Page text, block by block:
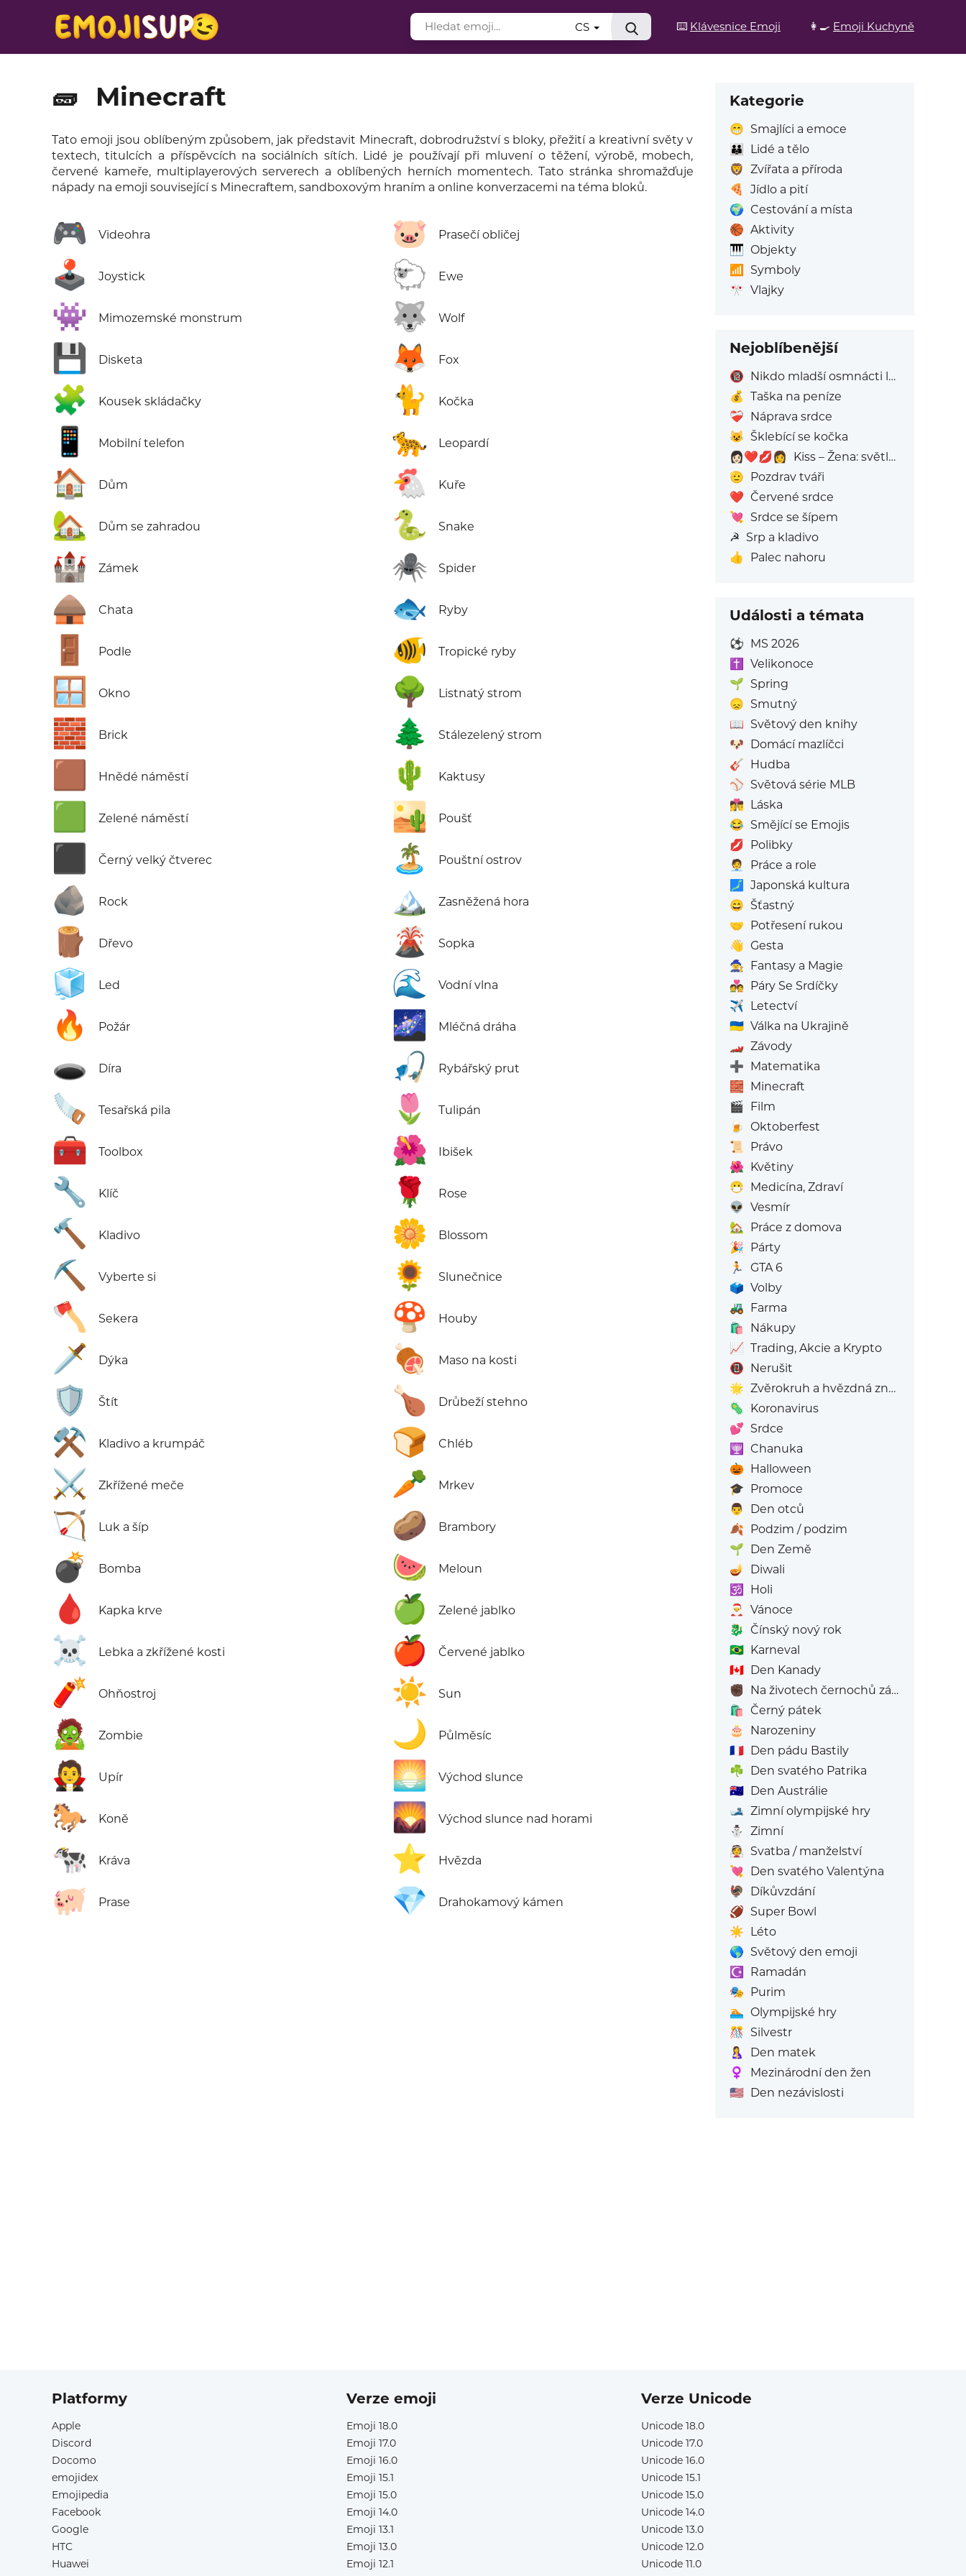
⌨️ Klávesnice Emoji 👩‍🍳 Emoji Kuchyně
CS
🧱 Minecraft
Tato emoji jsou oblíbeným způsobem, jak představit Minecraft, dobrodružství s bloky, přežití a kreativní světy v
textech, titulcích a příspěvcích na sociálních sítích. Lidé je používají při mluvení o těžení, výrobě, mobech,
červené kameře, multiplayerových serverech a oblíbených herních momentech. Tato stránka shromažďuje
nápady na emoji související s Minecraftem, sandboxovým hraním a online konverzacemi na téma bloků.
🎮 Videohra
🕹️ Joystick
👾 Mimozemské monstrum
💾 Disketa
🧩 Kousek skládačky
📱 Mobilní telefon
🏠 Dům
🏡 Dům se zahradou
🏰 Zámek
🛖 Chata
🚪 Podle
🪟 Okno
🧱 Brick
🟫 Hnědé náměstí
🟩 Zelené náměstí
⬛ Černý velký čtverec
🪨 Rock
🪵 Dřevo
🧊 Led
🔥 Požár
🕳️ Díra
🪚 Tesařská pila
🧰 Toolbox
🔧 Klíč
🔨 Kladivo
⛏️ Vyberte si
🪓 Sekera
🗡️ Dýka
🛡️ Štít
⚒️ Kladivo a krumpáč
⚔️ Zkřížené meče
🏹 Luk a šíp
💣 Bomba
🩸 Kapka krve
☠️ Lebka a zkřížené kosti
🧨 Ohňostroj
🧟 Zombie
🧛 Upír
🐎 Koně
🐄 Kráva
🐖 Prase
🐷 Prasečí obličej
🐑 Ewe
🐺 Wolf
🦊 Fox
🐈 Kočka
🐆 Leopardí
🐔 Kuře
🐍 Snake
🕷️ Spider
🐟 Ryby
🐠 Tropické ryby
🌳 Listnatý strom
🌲 Stálezelený strom
🌵 Kaktusy
🏜️ Poušť
🏝️ Pouštní ostrov
🏔️ Zasněžená hora
🌋 Sopka
🌊 Vodní vlna
🌌 Mléčná dráha
🎣 Rybářský prut
🌷 Tulipán
🌺 Ibišek
🌹 Rose
🌼 Blossom
🌻 Slunečnice
🍄 Houby
🍖 Maso na kosti
🍗 Drůbeží stehno
🍞 Chléb
🥕 Mrkev
🥔 Brambory
🍉 Meloun
🍏 Zelené jablko
🍎 Červené jablko
☀️ Sun
🌙 Půlměsíc
🌅 Východ slunce
🌄 Východ slunce nad horami
⭐ Hvězda
💎 Drahokamový kámen
Kategorie
😁 Smajlíci a emoce
👪
Lidé a tělo
🦁 Zvířata a příroda
🍕
Jídlo a pití
🌍 Cestování a místa
🏀 Aktivity
🎹 Objekty
📶
Symboly
🎌 Vlajky
Nejoblíbenější
🔞 Nikdo mladší osmnácti let
💰 Taška na peníze
❤️‍🩹 Náprava srdce
😺 Šklebící se kočka
👩🏻‍❤️‍💋‍👩
Kiss – Žena: světlý tón pleti, Žena: Bez Odstínu Pleti
🫡 Pozdrav tváři
❤️ Červené srdce
💘 Srdce se šípem
☭ Srp a kladivo
👍
Palec nahoru
Události a témata
⚽ MS 2026
✝️
Velikonoce
🌱 Spring
😞 Smutný
📖 Světový den knihy
🐶 Domácí mazlíčci
🎸 Hudba
⚾ Světová série MLB
👩‍❤️‍💋‍👨 Láska
😂 Smějící se Emojis
💋 Polibky
🧑‍💼
Práce a role
🗾 Japonská kultura
😄 Šťastný
🤝 Potřesení rukou
👋 Gesta
🧙 Fantasy a Magie
💑 Páry Se Srdíčky
✈️ Letectví
🇺🇦 Válka na Ukrajině
🏎️ Závody
➕ Matematika
🧱 Minecraft
🎬 Film
🍺
Oktoberfest
📜
Právo
🌺 Květiny
😷 Medicína, Zdraví
👽 Vesmír
🏡
Práce z domova
🎉 Párty
🏃
GTA 6
🗳️ Volby
🚜 Farma
🛍️
Nákupy
📈 Trading, Akcie a Krypto
📵 Nerušit
🌟 Zvěrokruh a hvězdná znamení
🦠 Koronavirus
💕 Srdce
🕎
Chanuka
🎃 Halloween
🎓 Promoce
👨
Den otců
🍂 Podzim / podzim
🌱 Den Země
🪔
Diwali
🕉️
Holi
🎅
Vánoce
🐉 Čínský nový rok
🇧🇷 Karneval
🇨🇦 Den Kanady
✊🏿 Na životech černochů záleží
🛍️ Černý pátek
🎂
Narozeniny
🇫🇷 Den pádu Bastily
☘️ Den svatého Patrika
🇦🇺 Den Austrálie
🎿 Zimní olympijské hry
⛄
Zimní
👰 Svatba / manželství
💘 Den svatého Valentýna
🦃
Díkůvzdání
🏈 Super Bowl
☀️ Léto
🌎 Světový den emoji
☪️
Ramadán
🎭 Purim
🏊 Olympijské hry
🎊
Silvestr
🤱
Den matek
♀️
Mezinárodní den žen
🇺🇸 Den nezávislosti
Platformy
Apple
Discord
Docomo
emojidex
Emojipedia
Facebook
Google
HTC
Huawei
Verze emoji
Emoji 18.0
Emoji 17.0
Emoji 16.0
Emoji 15.1
Emoji 15.0
Emoji 14.0
Emoji 13.1
Emoji 13.0
Emoji 12.1
Verze Unicode
Unicode 18.0
Unicode 17.0
Unicode 16.0
Unicode 15.1
Unicode 15.0
Unicode 14.0
Unicode 13.0
Unicode 12.0
Unicode 11.0